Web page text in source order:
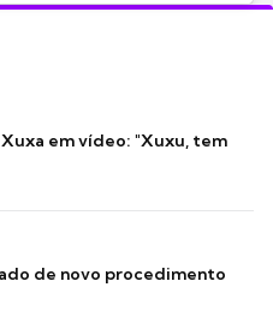
em vídeo: "Xuxu, tem
de novo procedimento